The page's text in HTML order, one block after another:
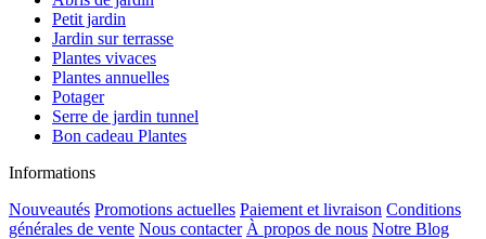
Petit jardin
Jardin sur terrasse
Plantes vivaces
Plantes annuelles
Potager
Serre de jardin tunnel
Bon cadeau Plantes
Informations
Nouveautés Promotions actuelles Paiement et livraison Conditions
générales de vente Nous contacter À propos de nous Notre Blog